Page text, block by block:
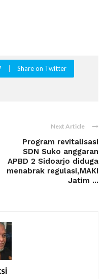
Share on Twitter
Next Article
Program revitalisasi
SDN Suko anggaran
APBD 2 Sidoarjo diduga
menabrak regulasi,MAKI
Jatim ...